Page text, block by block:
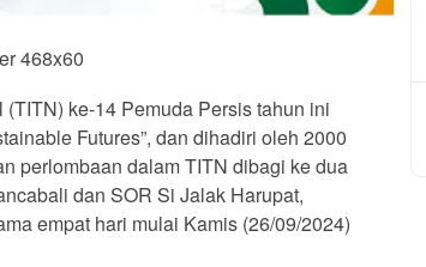
ke-14 Pemuda Persis tahun ini
Futures”, dan dihadiri oleh 2000
perlombaan dalam TITN dibagi ke dua
dan SOR Si Jalak Harupat,
empat hari mulai Kamis (26/09/2024)